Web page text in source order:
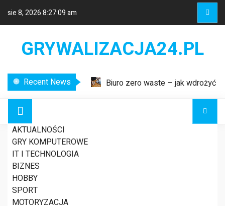
sie 8, 20268:27:09 am
GRYWALIZACJA24.PL
Recent News
Biuro zero waste – jak wdrożyć
AKTUALNOŚCI
GRY KOMPUTEROWE
IT I TECHNOLOGIA
BIZNES
HOBBY
SPORT
MOTORYZACJA
Dlaczego powinieneś
mieć hobby? Sprawdź